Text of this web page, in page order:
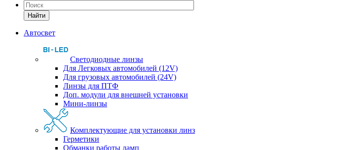
Найти
Автосвет
Светодиодные линзы
Для Легковых автомобилей (12V)
Для грузовых автомобилей (24V)
Линзы для ПТФ
Доп. модули для внешней установки
Мини-линзы
Комплектующие для установки линз
Герметики
Обманки работы ламп